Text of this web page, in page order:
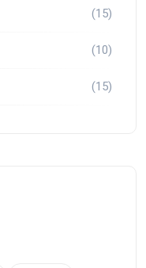
(15)
(10)
(15)